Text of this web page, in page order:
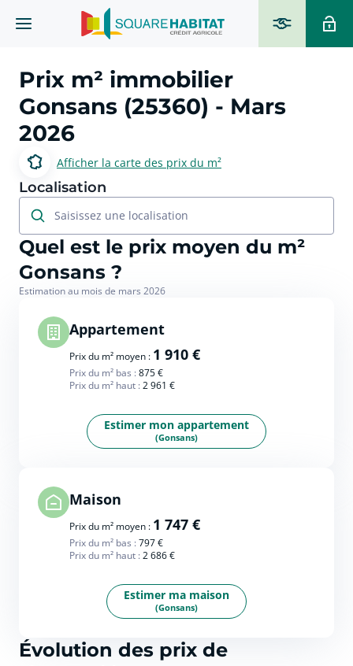
Prix m² immobilier
Gonsans (25360) - Mars
2026
Afficher la carte des prix du m²
Localisation
Saisissez une localisation
Quel est le prix moyen du m²
Gonsans ?
Estimation au mois de mars 2026
Appartement
Prix du m² moyen : 1 910 €
Prix du m² bas :875 €
Prix du m² haut :2 961 €
Estimer mon appartement
(Gonsans)
Maison
Prix du m² moyen : 1 747 €
Prix du m² bas :797 €
Prix du m² haut :2 686 €
Estimer ma maison
(Gonsans)
Évolution des prix de